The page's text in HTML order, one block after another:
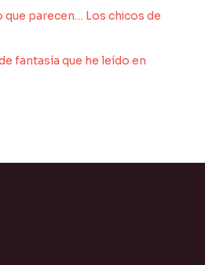
que parecen… Los chicos de
fantasía que he leído en